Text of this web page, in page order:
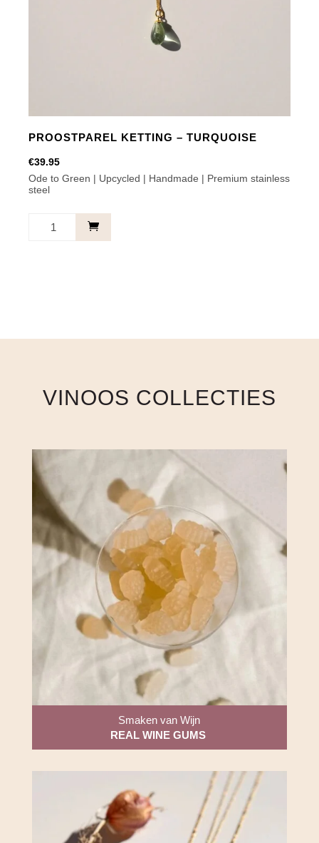
PROOSTPAREL KETTING – TURQUOISE
€39.95
Ode to Green | Upcycled | Handmade | Premium stainless
steel
Proostparel
VINOOS COLLECTIES
Smaken van Wijn
REAL WINE GUMS